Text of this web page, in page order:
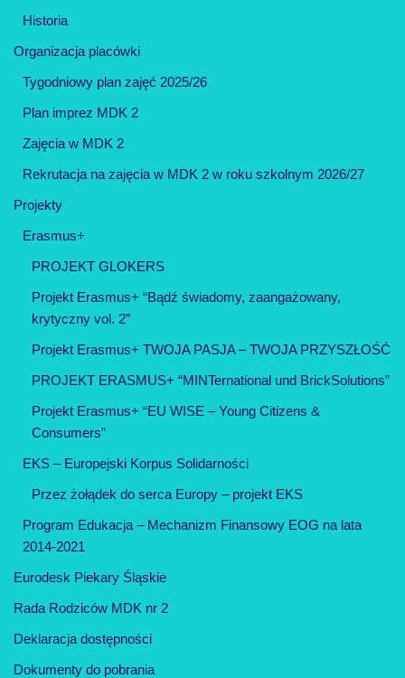
Historia
Organizacja placówki
Tygodniowy plan zajęć 2025/26
Plan imprez MDK 2
Zajęcia w MDK 2
Rekrutacja na zajęcia w MDK 2 w roku szkolnym 2026/27
Projekty
Erasmus+
PROJEKT GLOKERS
Projekt Erasmus+ “Bądź świadomy, zaangażowany,
krytyczny vol. 2”
Projekt Erasmus+ TWOJA PASJA – TWOJA PRZYSZŁOŚĆ
PROJEKT ERASMUS+ “MINTernational und BrickSolutions”
Projekt Erasmus+ “EU WISE – Young Citizens &
Consumers”
EKS – Europejski Korpus Solidarności
Przez żołądek do serca Europy – projekt EKS
Program Edukacja – Mechanizm Finansowy EOG na lata
2014-2021
Eurodesk Piekary Śląskie
Rada Rodziców MDK nr 2
Deklaracja dostępności
Dokumenty do pobrania